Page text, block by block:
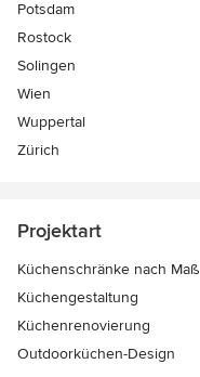
Potsdam
Rostock
Solingen
Wien
Wuppertal
Zürich
Projektart
Küchenschränke nach Maß
Küchengestaltung
Küchenrenovierung
Outdoorküchen-Design